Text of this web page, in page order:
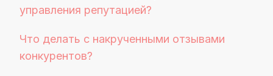
управления репутацией?
Что делать с накрученными отзывами
конкурентов?